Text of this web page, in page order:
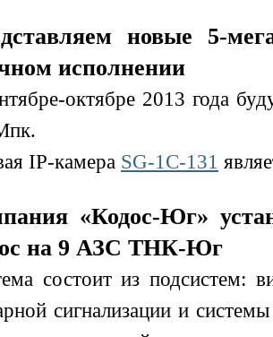
новые 5-
исполнении
октябре 2013 года
IP-камера SG-1С-131
«Кодос-Юг»
на 9 АЗС ТНК-Юг
состоит из подсистем:
сигнализации и